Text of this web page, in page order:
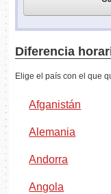
Diferencia
Elige el país con el que
Afganistán
Alemania
Andorra
Angola